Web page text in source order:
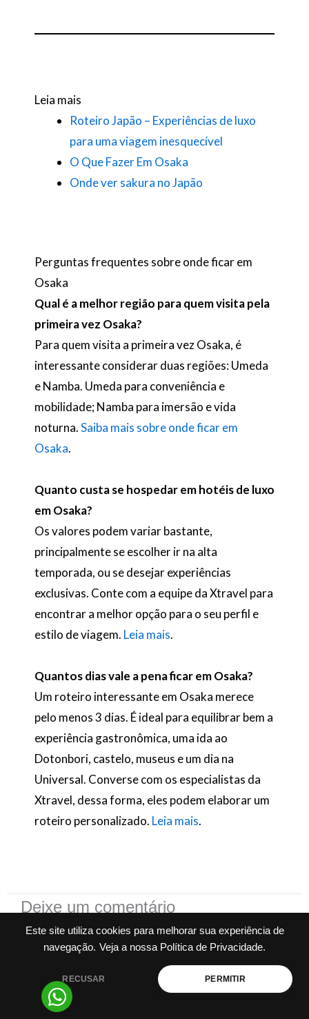
Este site utiliza cookies para melhorar sua experiência de
navegação. Veja a nossa Política de Privacidade.
RECUSAR PERMITIR
Leia mais
Roteiro Japão – Experiências de luxo
para uma viagem inesquecível
O Que Fazer Em Osaka
Onde ver sakura no Japão
Perguntas frequentes sobre onde ficar em
Osaka
Qual é a melhor região para quem visita pela
primeira vez Osaka?
Para quem visita a primeira vez Osaka, é
interessante considerar duas regiões: Umeda
e Namba. Umeda para conveniência e
mobilidade; Namba para imersão e vida
noturna.Saiba mais sobre onde ficar em
Osaka.
Quanto custa se hospedar em hotéis de luxo
em Osaka?
Os valores podem variar bastante,
principalmente se escolher ir na alta
temporada, ou se desejar experiências
exclusivas. Conte com a equipe da Xtravel para
encontrar a melhor opção para o seu perfil e
estilo de viagem. Leia mais.
Quantos dias vale a pena ficar em Osaka?
Um roteiro interessante em Osaka merece
pelo menos 3 dias. É ideal para equilibrar bem a
experiência gastronômica, uma ida ao
Dotonbori, castelo, museus e um dia na
Universal. Converse com os especialistas da
Xtravel, dessa forma, eles podem elaborar um
roteiro personalizado. Leia mais.
Deixe um comentário
O seu endereço de e-mail não será publicado. Campos
obrigatórios são marcados com*
aqui...